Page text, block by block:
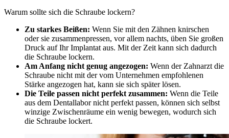
Warum sollte sich die Schraube lockern?
Zu starkes Beißen: Wenn Sie mit den Zähnen knirschen
oder sie zusammenpressen, vor allem nachts, üben Sie großen
Druck auf Ihr Implantat aus. Mit der Zeit kann sich dadurch
die Schraube lockern.
Am Anfang nicht genug angezogen: Wenn der Zahnarzt die
Schraube nicht mit der vom Unternehmen empfohlenen
Stärke angezogen hat, kann sie sich später lösen.
Die Teile passen nicht perfekt zusammen: Wenn die Teile
aus dem Dentallabor nicht perfekt passen, können sich selbst
winzige Zwischenräume ein wenig bewegen, wodurch sich
die Schraube lockert.